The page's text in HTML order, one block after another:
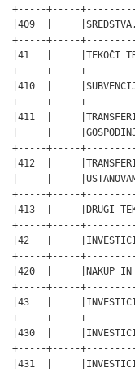
+-----+-----
|409  |
+-----+-----
|41   |     |TEKOČI
+-----+-----
|410  |
+-----+-----
|411  |
|     |
+-----+-----
|412  |
|     |
+-----+-----
|413  |     |DRUGI
+-----+-----
|42   |
+-----+-----
|420  |     |NAKUP IN
+-----+-----
|43   |
+-----+-----
|430  |
+-----+-----
|431  |